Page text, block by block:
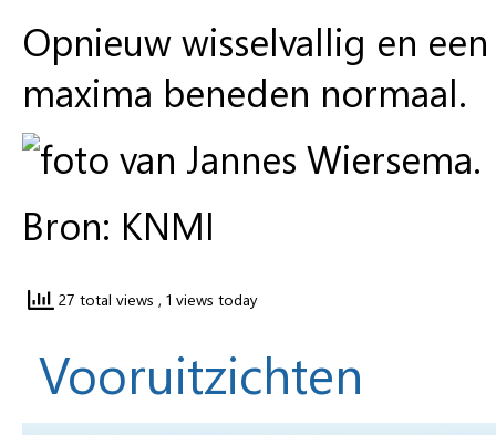
Opnieuw wisselvallig en
maxima beneden normaal.
Bron: KNMI
27 total views , 1 views today
Vooruitzichten